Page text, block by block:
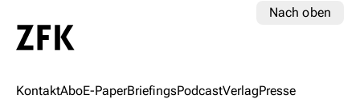
Nach oben
KontaktAboE-PaperBriefingsPodcastVerlagPresse